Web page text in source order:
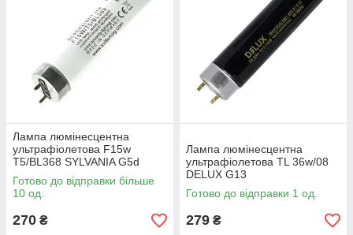
Лампа люмінесцентна
ультрафіолетова F15w
T5/BL368 SYLVANIA G5d
Готово до відправки більше
10 од.
270 ₴
Лампа люмінесцентна
ультрафіолетова TL 36w/08
DELUX G13
Готово до відправки 1 од.
279 ₴